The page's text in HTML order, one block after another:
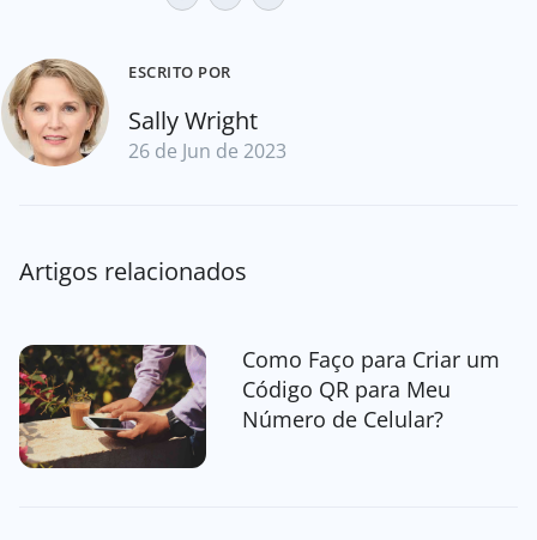
ESCRITO POR
Sally Wright
26 de Jun de 2023
Artigos relacionados
Como Faço para Criar um
Código QR para Meu
Número de Celular?